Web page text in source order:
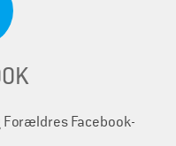
Forældres Facebook-